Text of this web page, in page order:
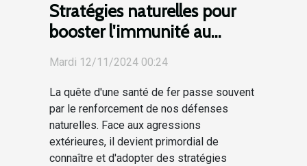
Stratégies naturelles pour
booster l'immunité au
quotidien
Mardi 12/11/2024 00:24
La quête d'une santé de fer passe souvent
par le renforcement de nos défenses
naturelles. Face aux agressions
extérieures, il devient primordial de
connaître et d'adopter des stratégies